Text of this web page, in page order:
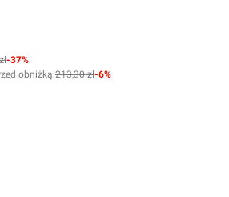
-37%
obniżką:213,30 zł-6%